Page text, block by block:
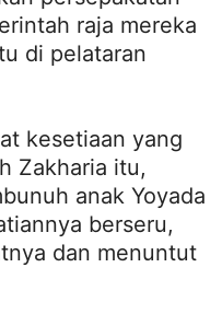
raja mereka
di pelataran
kesetiaan yang
Zakharia itu,
anak Yoyada
berseru,
dan menuntut